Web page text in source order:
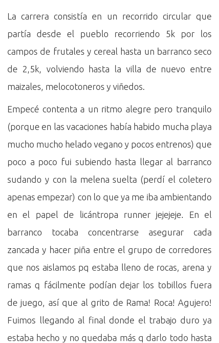
La carrera consistía en un recorrido circular que
partía desde el pueblo recorriendo 5k por los
campos de frutales y cereal hasta un barranco seco
de 2,5k, volviendo hasta la villa de nuevo entre
maizales, melocotoneros y viñedos.
Empecé contenta a un ritmo alegre pero tranquilo
(porque en las vacaciones había habido mucha playa
mucho mucho helado vegano y pocos entrenos) que
poco a poco fui subiendo hasta llegar al barranco
sudando y con la melena suelta (perdí el coletero
apenas empezar) con lo que ya me iba ambientando
en el papel de licántropa runner jejejeje. En el
barranco tocaba concentrarse asegurar cada
zancada y hacer piña entre el grupo de corredores
que nos aislamos pq estaba lleno de rocas, arena y
ramas q fácilmente podían dejar los tobillos fuera
de juego, así que al grito de Rama! Roca! Agujero!
Fuimos llegando al final donde el trabajo duro ya
estaba hecho y no quedaba más q darlo todo hasta